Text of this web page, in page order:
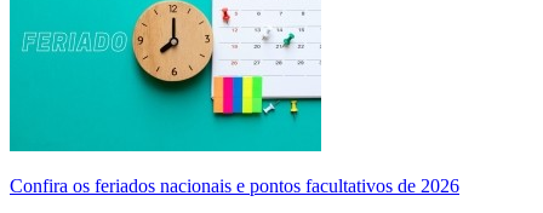
Confira os feriados nacionais e pontos facultativos de 2026